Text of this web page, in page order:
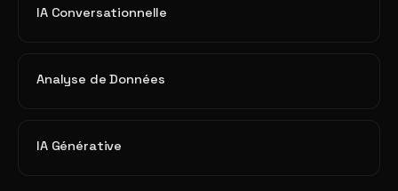
IA Conversationnelle
Analyse de Données
IA Générative